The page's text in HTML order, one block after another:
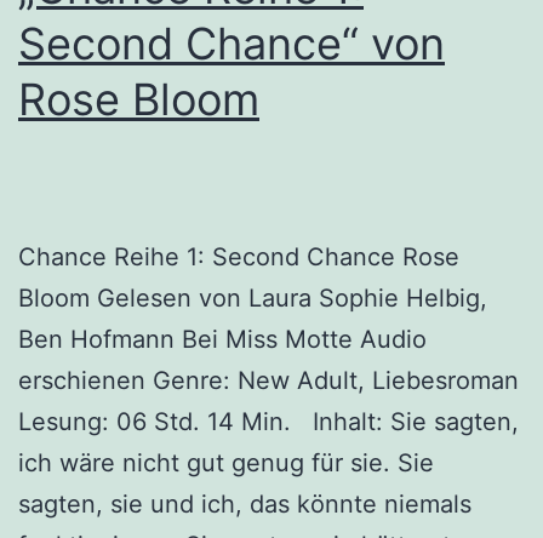
Second Chance“ von
Rose Bloom
Chance Reihe 1: Second Chance Rose
Bloom Gelesen von Laura Sophie Helbig,
Ben Hofmann Bei Miss Motte Audio
erschienen Genre: New Adult, Liebesroman
Lesung: 06 Std. 14 Min. Inhalt: Sie sagten,
ich wäre nicht gut genug für sie. Sie
sagten, sie und ich, das könnte niemals